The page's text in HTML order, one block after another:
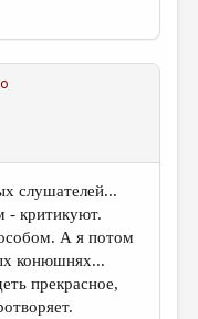
слушателей...
- критикуют.
А я потом
конюшнях...
прекрасное,